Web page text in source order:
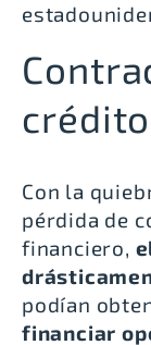
crédito
Con la
pérdida de
financiero,
podían
financiar